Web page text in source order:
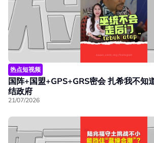
热点短视频
国阵+国盟+GPS+GRS密会 扎希我不知
结政府
21/07/2026